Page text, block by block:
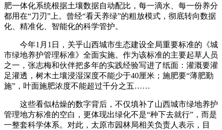
肥一体化系统根据土壤数据自动配比，每一滴水、每一份养分
都用在“刀刃”上。曾经“看天养绿”的粗放模式，彻底转向数据
化、精准化、智能化的科学管护。
今年1月1日，关乎山西城市生态建设全局重要标准的《城
市绿地养护管理标准》全面实施。作为该标准的主要起草人员
之一，张志梅和伙伴把多年的实践经验写进了纸面：灌溉要灌
足灌透，树木土壤浸湿深度不能少于40厘米；施肥要“薄肥勤
施”，叶面施肥浓度不能超过千分之五……
这些看似枯燥的数字背后，不仅填补了山西城市绿地养护
管理地方标准的空白，更体现出绿化不是“种下去就行”，而是
一整套科学体系。对此，太原市园林局相关负责人表示，目